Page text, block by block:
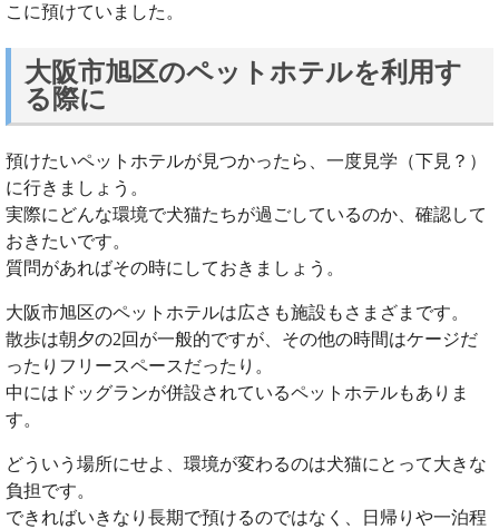
こに預けていました。
大阪市旭区のペットホテルを利用す
る際に
預けたいペットホテルが見つかったら、一度見学（下見？）
に行きましょう。
実際にどんな環境で犬猫たちが過ごしているのか、確認して
おきたいです。
質問があればその時にしておきましょう。
大阪市旭区のペットホテルは広さも施設もさまざまです。
散歩は朝夕の2回が一般的ですが、その他の時間はケージだ
ったりフリースペースだったり。
中にはドッグランが併設されているペットホテルもありま
す。
どういう場所にせよ、環境が変わるのは犬猫にとって大きな
負担です。
できればいきなり長期で預けるのではなく、日帰りや一泊程